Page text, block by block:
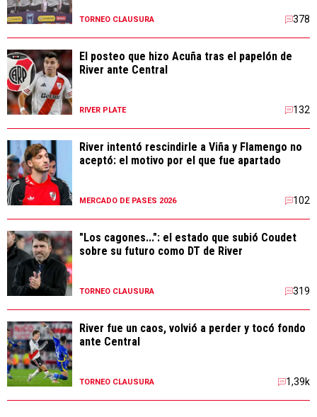
TORNEO CLAUSURA 378
El posteo que hizo Acuña tras el papelón de
River ante Central
RIVER PLATE 132
River intentó rescindirle a Viña y Flamengo no
aceptó: el motivo por el que fue apartado
MERCADO DE PASES 2026 102
"Los cagones...": el estado que subió Coudet
sobre su futuro como DT de River
TORNEO CLAUSURA 319
River fue un caos, volvió a perder y tocó fondo
ante Central
TORNEO CLAUSURA 1,39k